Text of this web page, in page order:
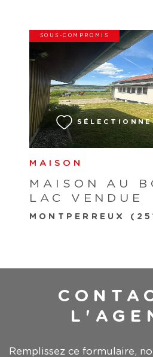
MAISON
MAISON AU
LAC VENDUE
MONTPERREUX
SOUS-COMPROMIS
VOIR LE
Remplissez ce formulaire,